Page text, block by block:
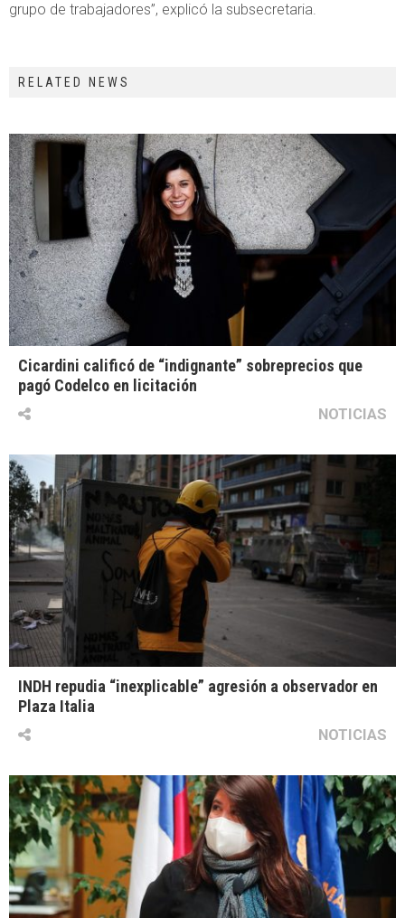
grupo de trabajadores”, explicó la subsecretaria.
RELATED NEWS
Cicardini calificó de “indignante” sobreprecios que
pagó Codelco en licitación
NOTICIAS
INDH repudia “inexplicable” agresión a observador en
Plaza Italia
NOTICIAS